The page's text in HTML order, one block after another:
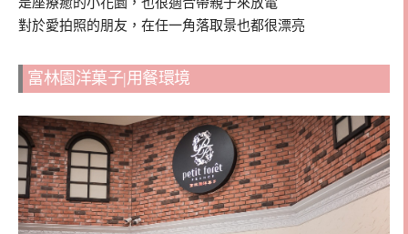
對於愛拍照的朋友，在任一角落取景也都很漂亮
富林園洋菓子|用餐環境